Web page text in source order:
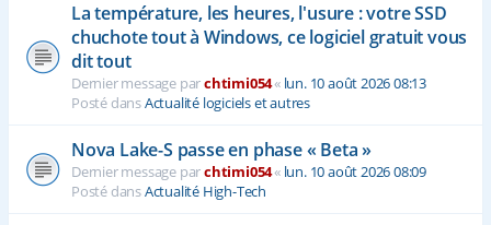
La température, les heures, l'usure : votre SSD
chuchote tout à Windows, ce logiciel gratuit vous
dit tout
Dernier message parchtimi054« lun. 10 août 2026 08:13
Posté dansActualité logiciels et autres
Nova Lake-S passe en phase « Beta »
Dernier message parchtimi054« lun. 10 août 2026 08:09
Posté dansActualité High-Tech